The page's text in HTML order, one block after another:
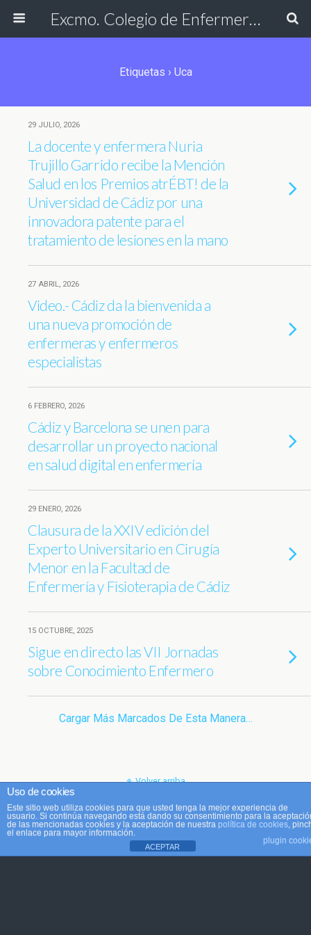
Excmo. Colegio de Enfermería de Cádiz
Etiquetas › Uca
29 JULIO, 2026
La docente y enfermera Nuria
Trujillo Garrido recibe la Mención
Salud en los Premios atrÉBT! de la
Universidad de Cádiz por una
innovadora patente para el
tratamiento de lesiones en la mano
27 ABRIL, 2026
Video.- Cádiz da la bienvenida a
una nueva promoción de
enfermeras y enfermeros
especialistas
6 FEBRERO, 2026
Cádiz y Barcelona se unen para
desarrollar un proyecto nacional
en salud digital en enfermería
29 ENERO, 2026
Clausura de la XXIV edición del
Experto Universitario en Cirugía
Menor en la Facultad de
Enfermería y Fisioterapia de Cádiz
15 OCTUBRE, 2025
Sigue en directo las VII Jornadas
sobre Conocimiento Enfermero
Cargar Más Marcados De Esta Manera…
Volver arriba
Móvil Escritorio
Uso de cookies
Este sitio web utiliza cookies para que usted tenga la mejor experiencia de
usuario. Si continúa navegando está dando su consentimiento para la
de las mencionadas cookies y la aceptación de nuestra política de cookies,
el enlace para mayor información.
plugin
ACEPTAR